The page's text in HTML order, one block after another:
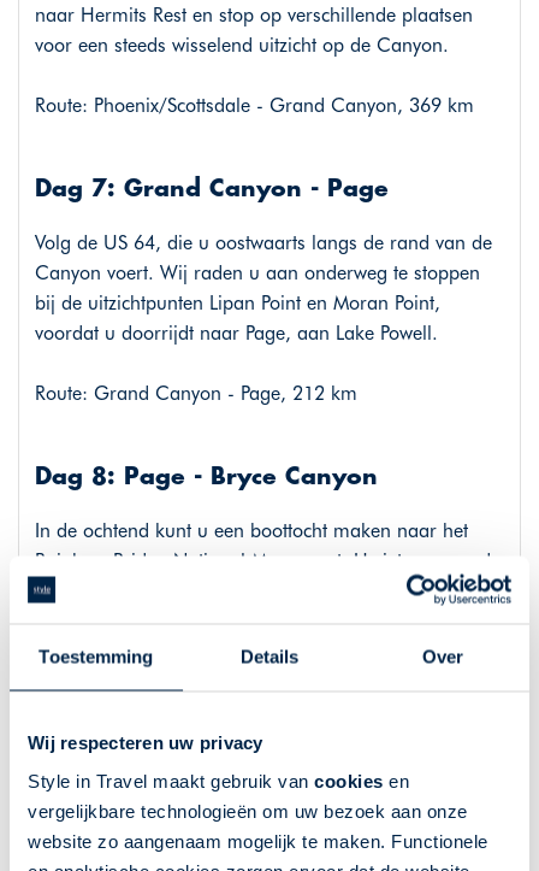
Toestemming Details Over
Wij respecteren uw privacy
Style in Travel maakt gebruik van cookies en
vergelijkbare technologieën om uw bezoek aan onze
website zo aangenaam mogelijk te maken. Functionele
naar Hermits Rest en stop op verschillende plaatsen
voor een steeds wisselend uitzicht op de Canyon.
Route: Phoenix/Scottsdale - Grand Canyon, 369 km
Dag 7: Grand Canyon - Page
Volg de US 64, die u oostwaarts langs de rand van de
Canyon voert. Wij raden u aan onderweg te stoppen
bij de uitzichtpunten Lipan Point en Moran Point,
voordat u doorrijdt naar Page, aan Lake Powell.
Route: Grand Canyon - Page, 212 km
Dag 8: Page - Bryce Canyon
In de ochtend kunt u een boottocht maken naar het
Rainbow Bridge National Monument. U ziet een van de
grootste natuurlijke bruggen ter wereld en hoort ook
de Navajo, Hopi en andere indianenvolken. In de
Route: Page - Bryce Canyon, 242 km
Dag 9: Bryce Canyon